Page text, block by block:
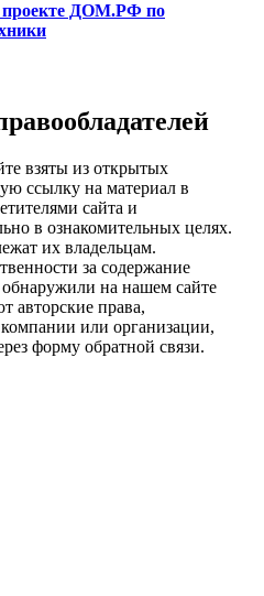
проекте ДОМ.РФ по
взяты из открытых
ссылку на материал в
сайта и
в ознакомительных целях.
их владельцам.
за содержание
на нашем сайте
авторские права,
или организации,
форму обратной связи.